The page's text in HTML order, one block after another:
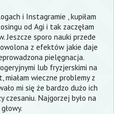
i Instagramie , kupiłam
od Agi i tak zaczęłam
Jeszcze sporo nauki przede
z efektów jakie daje
pielęgnacja.
lub fryzjerskimi na
wieczne problemy z
mi się że bardzo dużo ich
czesaniu. Najgorzej było na